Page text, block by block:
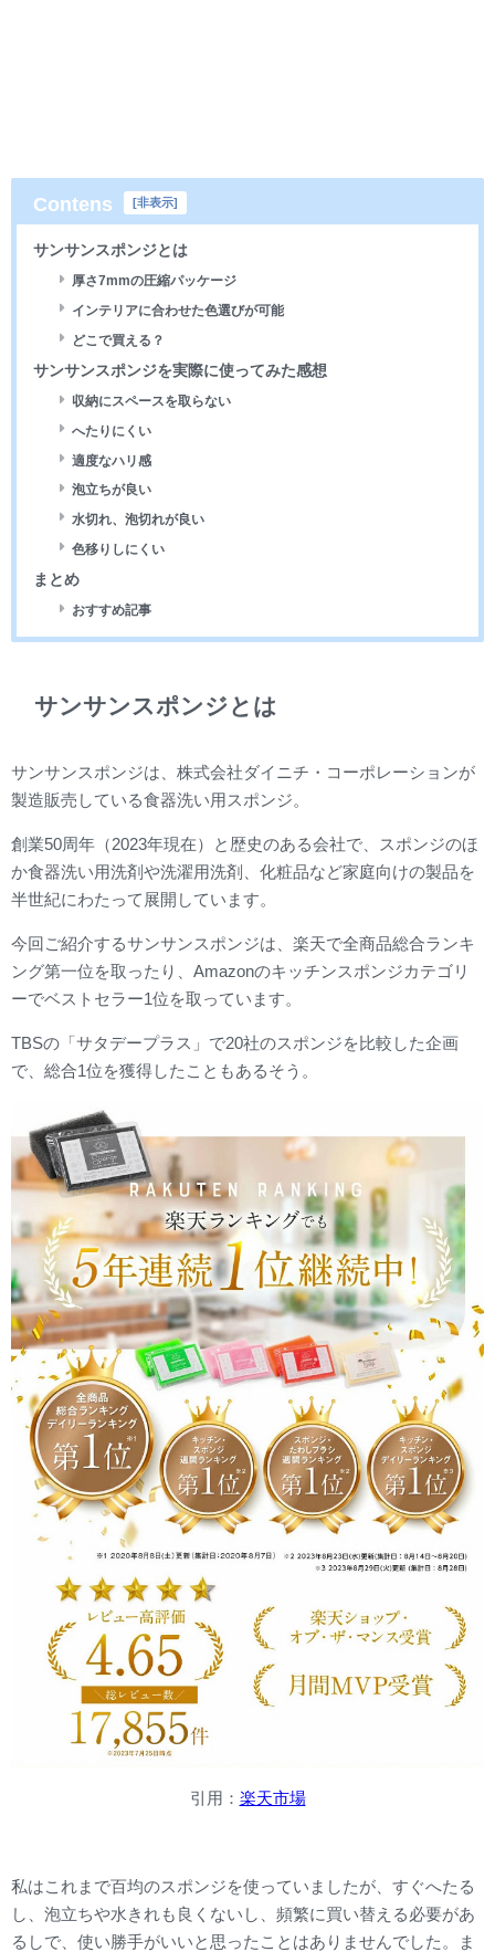
Contens [非表示]
サンサンスポンジとは
厚さ7mmの圧縮パッケージ
インテリアに合わせた色選びが可能
どこで買える？
サンサンスポンジを実際に使ってみた感想
収納にスペースを取らない
へたりにくい
適度なハリ感
泡立ちが良い
水切れ、泡切れが良い
色移りしにくい
まとめ
おすすめ記事
サンサンスポンジとは
サンサンスポンジは、株式会社ダイニチ・コーポレーションが
製造販売している食器洗い用スポンジ。
創業50周年（2023年現在）と歴史のある会社で、スポンジのほ
か食器洗い用洗剤や洗濯用洗剤、化粧品など家庭向けの製品を
半世紀にわたって展開しています。
今回ご紹介するサンサンスポンジは、楽天で全商品総合ランキ
ング第一位を取ったり、Amazonのキッチンスポンジカテゴリ
ーでベストセラー1位を取っています。
TBSの「サタデープラス」で20社のスポンジを比較した企画
で、総合1位を獲得したこともあるそう。
引用： 楽天市場
私はこれまで百均のスポンジを使っていましたが、すぐへたる
し、泡立ちや水きれも良くないし、頻繁に買い替える必要があ
るしで、使い勝手がいいと思ったことはありませんでした。ま